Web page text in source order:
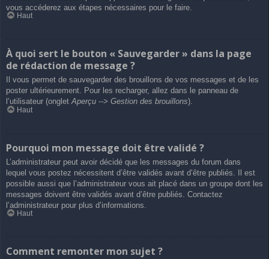
vous accéderez aux étapes nécessaires pour le faire.
Haut
À quoi sert le bouton « Sauvegarder » dans la page
de rédaction de message ?
Il vous permet de sauvegarder des brouillons de vos messages et de les
poster ultérieurement. Pour les recharger, allez dans le panneau de
l’utilisateur (ongletAperçu --> Gestion des brouillons).
Haut
Pourquoi mon message doit être validé ?
L’administrateur peut avoir décidé que les messages du forum dans
lequel vous postez nécessitent d’être validés avant d’être publiés. Il est
possible aussi que l’administrateur vous ait placé dans un groupe dont les
messages doivent être validés avant d’être publiés. Contactez
l’administrateur pour plus d’informations.
Haut
Comment remonter mon sujet ?